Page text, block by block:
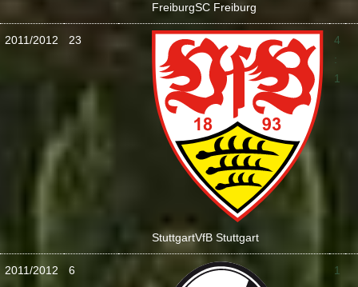
FreiburgSC Freiburg
2011/2012 23
StuttgartVfB Stuttgart
4
:
1
2011/2012 6
1